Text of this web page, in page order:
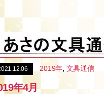
2019年, 文具通信
年4月